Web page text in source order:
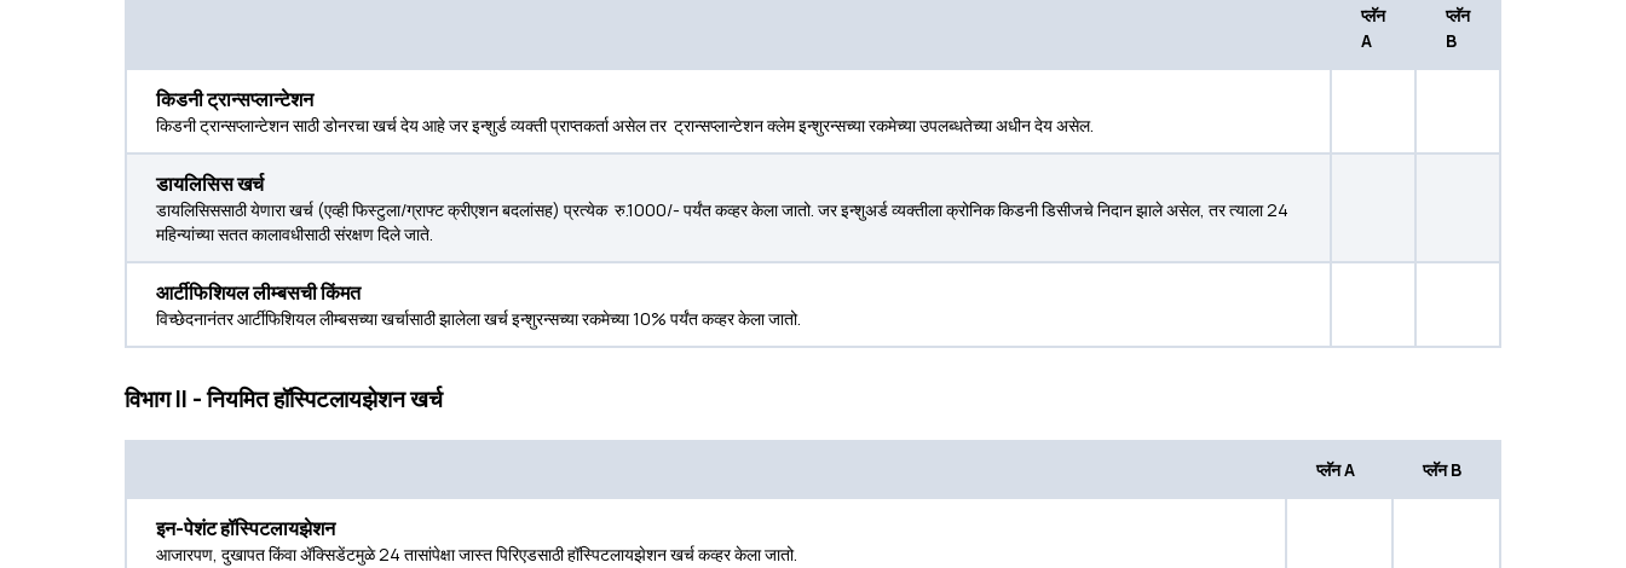
प्लॅन
A
प्लॅन
B
किडनी ट्रान्सप्लान्टेशन
किडनी ट्रान्सप्लान्टेशन साठी डोनरचा खर्च देय आहे जर इन्शुर्ड व्यक्ती प्राप्तकर्ता असेल तर ट्रान्सप्लान्टेशन क्लेम इन्शुरन्सच्या रकमेच्या उपलब्धतेच्या अधीन देय असेल.
डायलिसिस खर्च
डायलिसिससाठी येणारा खर्च (एव्ही फिस्टुला/ग्राफ्ट क्रीएशन बदलांसह) प्रत्येक रु.1000/- पर्यंत कव्हर केला जातो. जर इन्शुअर्ड व्यक्तीला क्रोनिक किडनी डिसीजचे निदान झाले असेल, तर त्याला 24
महिन्यांच्या सतत कालावधीसाठी संरक्षण दिले जाते.
आर्टीफिशियल लीम्बसची किंमत
विच्छेदनानंतर आर्टीफिशियल लीम्बसच्या खर्चासाठी झालेला खर्च इन्शुरन्सच्या रकमेच्या 10% पर्यंत कव्हर केला जातो.
विभाग II - नियमित हॉस्पिटलायझेशन खर्च
प्लॅन A प्लॅन B
इन-पेशंट हॉस्पिटलायझेशन
आजारपण, दुखापत किंवा ॲक्सिडेंटमुळे 24 तासांपेक्षा जास्त पिरिएडसाठी हॉस्पिटलायझेशन खर्च कव्हर केला जातो.